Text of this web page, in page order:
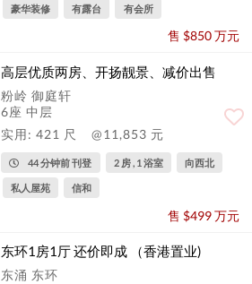
豪华装修 有露台 有会所
售 $850 万元
高层优质两房、开扬靓景、减价出售
粉岭 御庭轩
6座 中层
实用: 421 尺
@11,853 元
44 分钟前 刊登 2 房 , 1 浴室 向西北
私人屋苑 信和
售 $499 万元
东环1房1厅 还价即成 （香港置业)
东涌 东环